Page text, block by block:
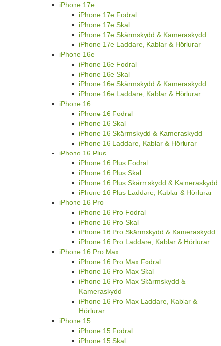
iPhone 17e
iPhone 17e Fodral
iPhone 17e Skal
iPhone 17e Skärmskydd & Kameraskydd
iPhone 17e Laddare, Kablar & Hörlurar
iPhone 16e
iPhone 16e Fodral
iPhone 16e Skal
iPhone 16e Skärmskydd & Kameraskydd
iPhone 16e Laddare, Kablar & Hörlurar
iPhone 16
iPhone 16 Fodral
iPhone 16 Skal
iPhone 16 Skärmskydd & Kameraskydd
iPhone 16 Laddare, Kablar & Hörlurar
iPhone 16 Plus
iPhone 16 Plus Fodral
iPhone 16 Plus Skal
iPhone 16 Plus Skärmskydd & Kameraskydd
iPhone 16 Plus Laddare, Kablar & Hörlurar
iPhone 16 Pro
iPhone 16 Pro Fodral
iPhone 16 Pro Skal
iPhone 16 Pro Skärmskydd & Kameraskydd
iPhone 16 Pro Laddare, Kablar & Hörlurar
iPhone 16 Pro Max
iPhone 16 Pro Max Fodral
iPhone 16 Pro Max Skal
iPhone 16 Pro Max Skärmskydd &
Kameraskydd
iPhone 16 Pro Max Laddare, Kablar &
Hörlurar
iPhone 15
iPhone 15 Fodral
iPhone 15 Skal